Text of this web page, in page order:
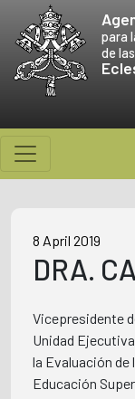
content
para
de las
8 April 2019
DRA.
Vicepresidente
Unidad
la Evaluación de
Educación